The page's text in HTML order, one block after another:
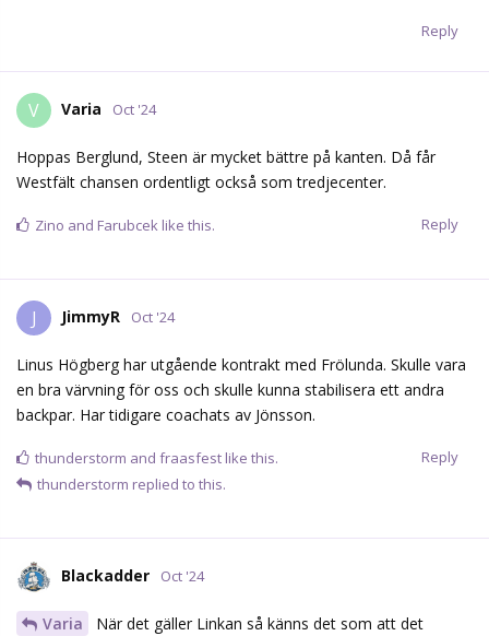
Reply
V Varia Oct '24
Hoppas Berglund, Steen är mycket bättre på kanten. Då får
Westfält chansen ordentligt också som tredjecenter.
Reply
Zino and Farubcek like this.
J JimmyR Oct '24
Linus Högberg har utgående kontrakt med Frölunda. Skulle vara
en bra värvning för oss och skulle kunna stabilisera ett andra
backpar. Har tidigare coachats av Jönsson.
Reply
thunderstorm and fraasfest like this.
thunderstorm replied to this.
Blackadder Oct '24
Varia
När det gäller Linkan så känns det som att det